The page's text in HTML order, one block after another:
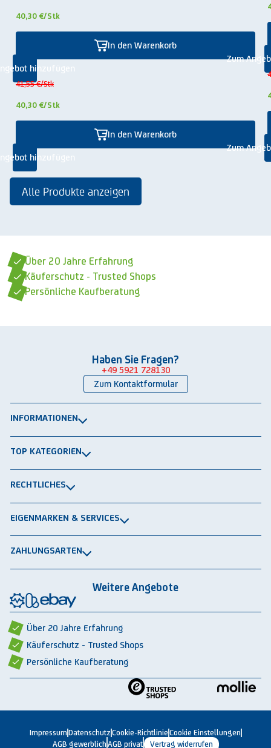
40,30 €/Stk
In den Warenkorb
hinzufügen
41,55 €/Stk
40,30 €/Stk
In den Warenkorb
hinzufügen
Zum
Zum
Alle Produkte anzeigen
Über 20 Jahre Erfahrung
Käuferschutz - Trusted Shops
Persönliche Kaufberatung
Haben Sie Fragen?
+49 5921 728130
Zum Kontaktformular
INFORMATIONEN
Newsletter
TOP KATEGORIEN
Schwerlastregale
Lagerbehälten
RECHTLICHES
Datenschutz
Cookie-Einstellungen
EIGENMARKEN & SERVICES
Integrationspartner
Rückbauten & Ankauf gebrauchter Lagertechnik
ZAHLUNGSARTEN
Über 20 Jahre Erfahrung
Käuferschutz - Trusted Shops
Persönliche Kaufberatung
Weitere Angebote
Impressum Datenschutz Cookie-Richtlinie Cookie Einstellungen
AGB gewerblich AGB privat Vertrag widerrufen